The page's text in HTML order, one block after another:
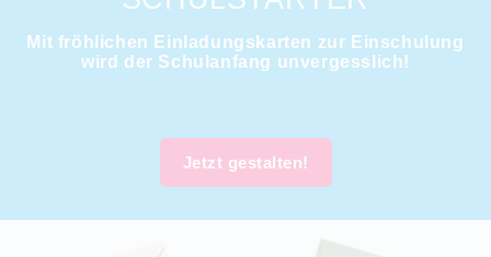
Mit fröhlichen Einladungskarten zur Einschulung
wird der Schulanfang unvergesslich!
Jetzt gestalten!